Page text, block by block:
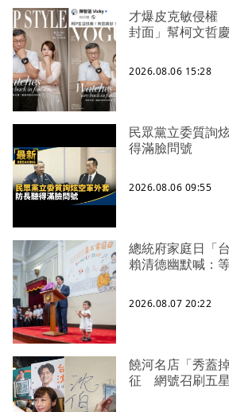
才爆皮克敏侵權
封面」幫柯文哲
2026.08.06 15:28
民眾黨立委質詢
得滿臉問號
2026.08.06 09:55
總統府家庭日「
賴清德幽默喊：
2026.08.07 20:22
饒河名店「秀蓋
征 網號召刷五